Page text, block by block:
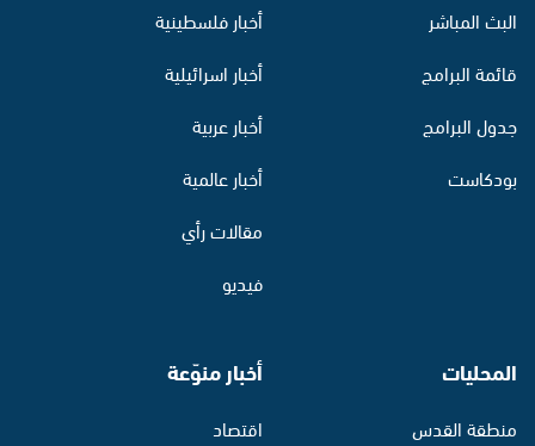
البث المباشر
قائمة البرامج
جدول البرامج
بودكاست
أخبار فلسطينية
أخبار اسرائيلية
أخبار عربية
أخبار عالمية
مقالات رأي
فيديو
المحليات
منطقة القدس
أخبار منوّعة
اقتصاد